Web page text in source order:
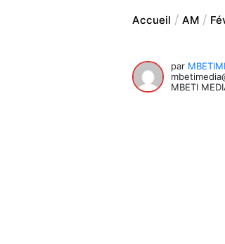
Accueil AM
par
MBETI